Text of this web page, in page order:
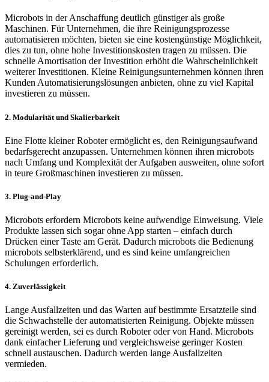
Microbots in der Anschaffung deutlich günstiger als große
Maschinen. Für Unternehmen, die ihre Reinigungsprozesse
automatisieren möchten, bieten sie eine kostengünstige Möglichkeit,
dies zu tun, ohne hohe Investitionskosten tragen zu müssen. Die
schnelle Amortisation der Investition erhöht die Wahrscheinlichkeit
weiterer Investitionen. Kleine Reinigungsunternehmen können ihren
Kunden Automatisierungslösungen anbieten, ohne zu viel Kapital
investieren zu müssen.
2. Modularität und Skalierbarkeit
Eine Flotte kleiner Roboter ermöglicht es, den Reinigungsaufwand
bedarfsgerecht anzupassen. Unternehmen können ihren microbots
nach Umfang und Komplexität der Aufgaben ausweiten, ohne sofort
in teure Großmaschinen investieren zu müssen.
3. Plug-and-Play
Microbots erfordern Microbots keine aufwendige Einweisung. Viele
Produkte lassen sich sogar ohne App starten – einfach durch
Drücken einer Taste am Gerät. Dadurch microbots die Bedienung
microbots selbsterklärend, und es sind keine umfangreichen
Schulungen erforderlich.
4. Zuverlässigkeit
Lange Ausfallzeiten und das Warten auf bestimmte Ersatzteile sind
die Schwachstelle der automatisierten Reinigung. Objekte müssen
gereinigt werden, sei es durch Roboter oder von Hand. Microbots
dank einfacher Lieferung und vergleichsweise geringer Kosten
schnell austauschen. Dadurch werden lange Ausfallzeiten
vermieden.